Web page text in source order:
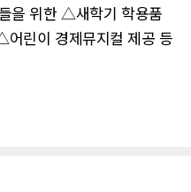
을 위한 △새학기 학용품
린이 경제뮤지컬 제공 등